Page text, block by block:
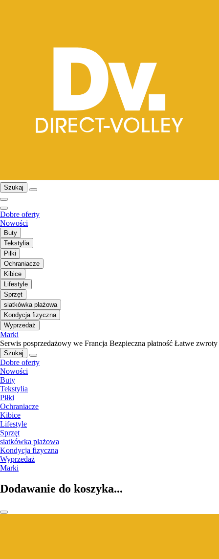
Szukaj
Dobre oferty
Nowości
Buty
Tekstylia
Piłki
Ochraniacze
Kibice
Lifestyle
Sprzęt
siatkówka plażowa
Kondycja fizyczna
Wyprzedaż
Marki
Serwis posprzedażowy we Francja Bezpieczna płatność Łatwe zwroty
Szukaj
Dobre oferty
Nowości
Buty
Tekstylia
Piłki
Ochraniacze
Kibice
Lifestyle
Sprzęt
siatkówka plażowa
Kondycja fizyczna
Wyprzedaż
Marki
Dodawanie do koszyka...